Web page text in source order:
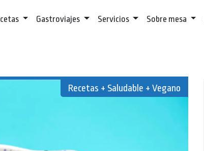
Gastroviajes Servicios Sobre mesa
Recetas + Saludable + Vegano